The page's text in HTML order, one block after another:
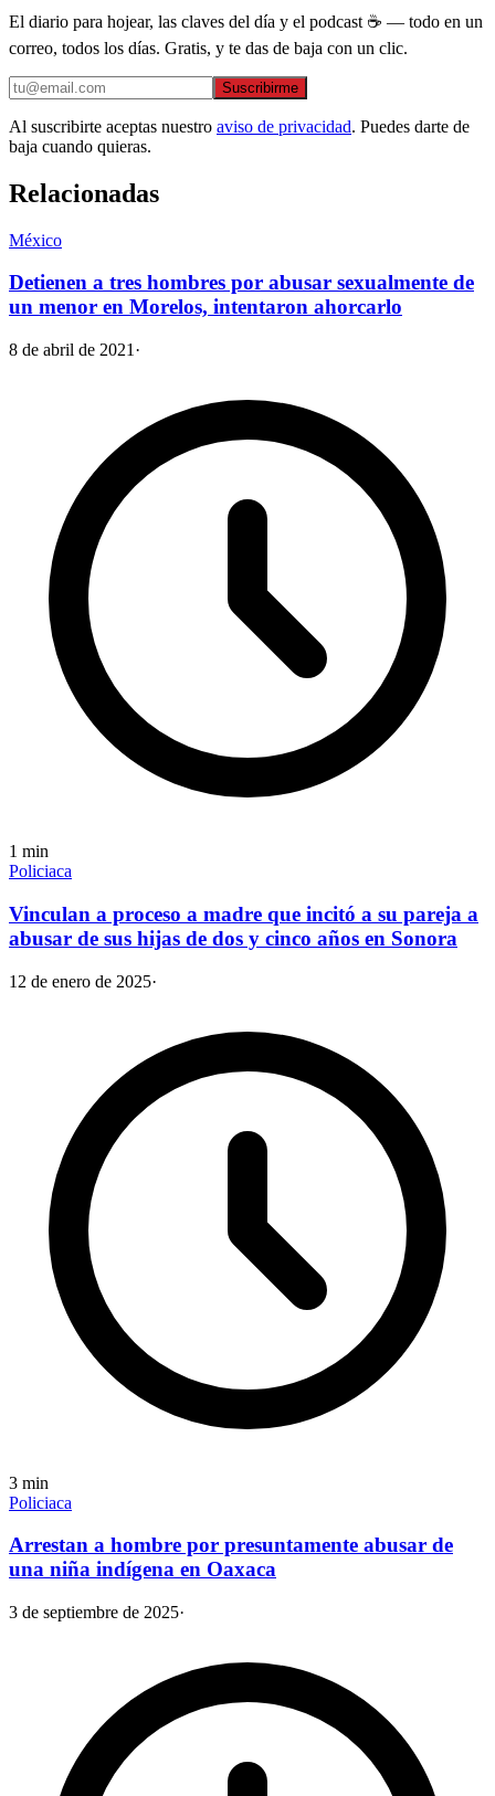
El diario para hojear, las claves del día y el podcast ☕ — todo en un
correo, todos los días. Gratis, y te das de baja con un clic.
Suscribirme
Al suscribirte aceptas nuestro aviso de privacidad. Puedes darte de
baja cuando quieras.
Relacionadas
México
Detienen a tres hombres por abusar sexualmente de
un menor en Morelos, intentaron ahorcarlo
8 de abril de 2021 ·
1 min
Policiaca
Vinculan a proceso a madre que incitó a su pareja a
abusar de sus hijas de dos y cinco años en Sonora
12 de enero de 2025·
3 min
Policiaca
Arrestan a hombre por presuntamente abusar de
una niña indígena en Oaxaca
3 de septiembre de 2025·